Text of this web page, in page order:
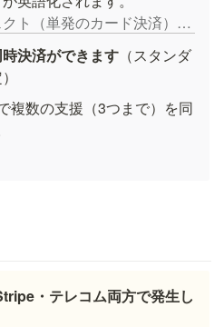
英語版プロジェクト（単発のカード決済）を作成・編集する
決済ができます（スタンダ
・テレコム両方で発生し